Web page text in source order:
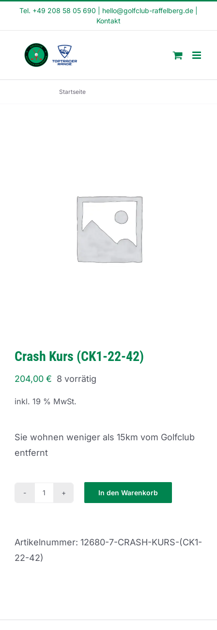
Tel. +49 208 58 05 690 hello@golfclub-raffelberg.de
Kontakt
Startseite
Crash Kurs (CK1-22-42)
204,00 € 8 vorrätig
inkl. 19 % MwSt.
Sie wohnen weniger als 15km vom Golfclub
entfernt
22-
In den Warenkorb
Artikelnummer: 12680-7-CRASH-KURS-(CK1-
22-42)